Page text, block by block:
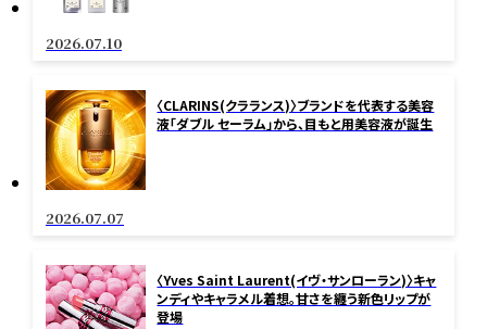
2026.07.10
〈CLARINS(クラランス)〉ブランドを代表する美容
液「ダブル セーラム」から、目もと用美容液が誕生
2026.07.07
〈Yves Saint Laurent(イヴ・サンローラン)〉キャ
ンディやキャラメル着想。甘さを纏う新色リップが
登場